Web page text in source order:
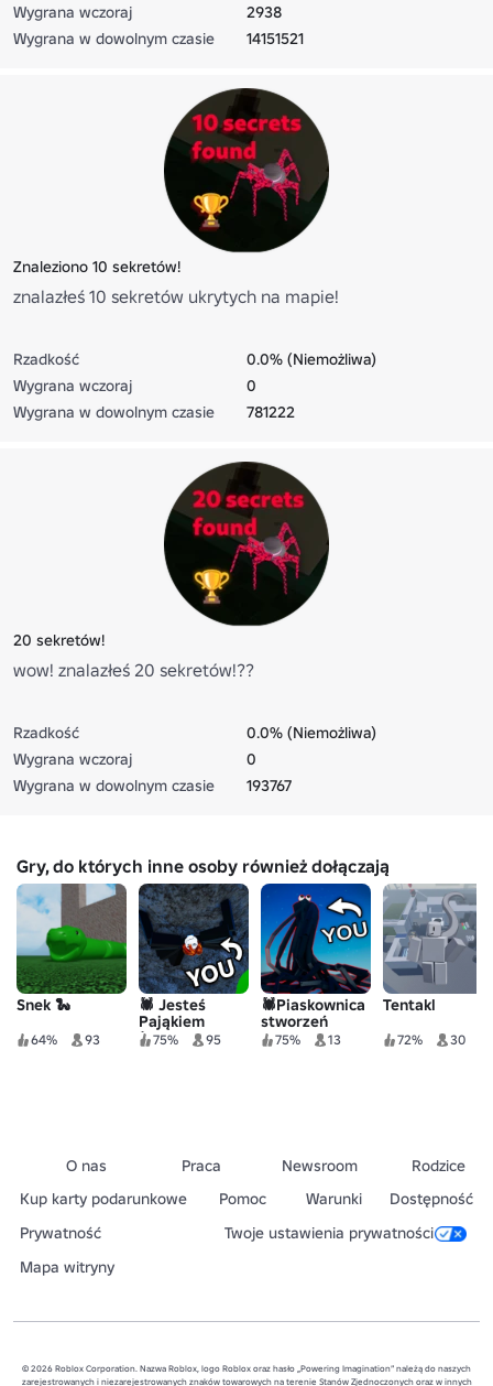
Wygrana wczoraj
2938
Wygrana w dowolnym czasie
14151521
Znaleziono 10 sekretów!
znalazłeś 10 sekretów ukrytych na mapie!
Rzadkość
0.0% (Niemożliwa)
Wygrana wczoraj
0
Wygrana w dowolnym czasie
781222
20 sekretów!
wow! znalazłeś 20 sekretów!??
Rzadkość
0.0% (Niemożliwa)
Wygrana wczoraj
0
Wygrana w dowolnym czasie
193767
Gry, do których inne osoby również dołączają
Snek 🐍
64% 93
🕷️ Jesteś
Pająkiem
(testowe
75% 95
🕷️Piaskownica
stworzeń
75% 13
Tentakl
72% 30
O nas Praca Newsroom
Rodzice
Kup karty podarunkowe
Pomoc Warunki
Dostępność
Prywatność
Twoje ustawienia prywatności
Mapa witryny
© 2026 Roblox Corporation. Nazwa Roblox, logo Roblox oraz hasło „Powering Imagination” należą do naszych
zarejestrowanych i niezarejestrowanych znaków towarowych na terenie Stanów Zjednoczonych oraz w innych